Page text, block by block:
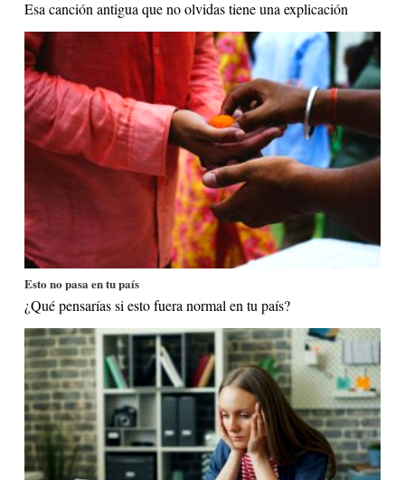
Esa canción antigua que no olvidas tiene una explicación
Esto no pasa en tu país
¿Qué pensarías si esto fuera normal en tu país?